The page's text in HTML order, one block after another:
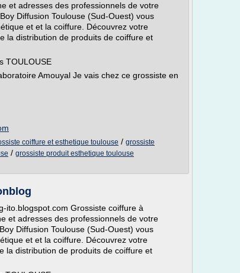
et adresses des professionnels de votre
Diffusion Toulouse (Sud-Ouest) vous
et et la coiffure. Découvrez votre
la distribution de produits de coiffure et
TOULOUSE
Amouyal Je vais chez ce grossiste en
coiffure et esthetique toulouse / grossiste
/ grossiste produit esthetique toulouse
ito.blogspot.com Grossiste coiffure à
et adresses des professionnels de votre
Diffusion Toulouse (Sud-Ouest) vous
et et la coiffure. Découvrez votre
la distribution de produits de coiffure et